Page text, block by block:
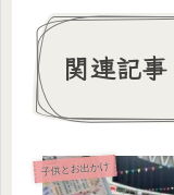
関連記事
子供とお出かけ